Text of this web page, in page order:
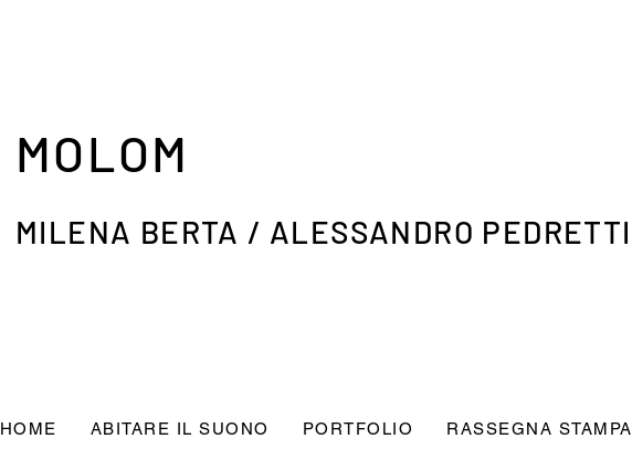
MOLOM
MILENA BERTA / ALESSANDRO PEDRETTI
HOME ABITARE IL SUONO PORTFOLIO RASSEGNA STAMPA